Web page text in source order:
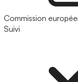
Commission
Suivi